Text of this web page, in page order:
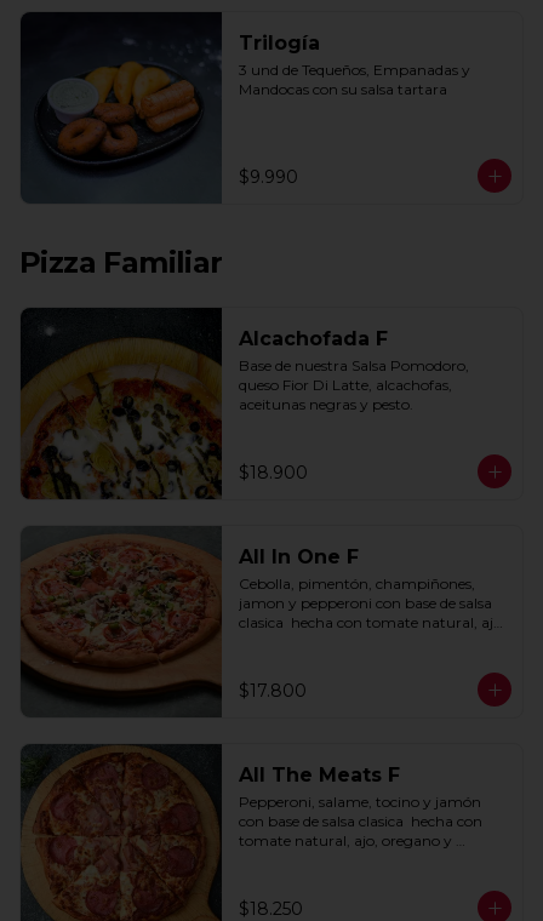
Trilogía
3 und de Tequeños, Empanadas y
Mandocas con su salsa tartara
$9.990
Pizza Familiar
Alcachofada F
Base de nuestra Salsa Pomodoro,
queso Fior Di Latte, alcachofas,
aceitunas negras y pesto.
$18.900
All In One F
Cebolla, pimentón, champiñones,
jamon y pepperoni con base de salsa
clasica  hecha con tomate natural, ajo,
$17.800
All The Meats F
Pepperoni, salame, tocino y jamón
con base de salsa clasica  hecha con
tomate natural, ajo, oregano y
$18.250